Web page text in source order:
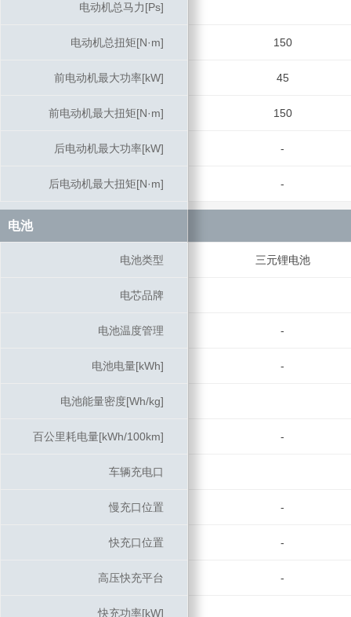
电动机总马力[Ps]
电动机总扭矩[N·m] 150
前电动机最大功率[kW] 45
前电动机最大扭矩[N·m] 150
后电动机最大功率[kW] -
后电动机最大扭矩[N·m] -
电池
电池类型 三元锂电池
电芯品牌
电池温度管理 -
电池电量[kWh] -
电池能量密度[Wh/kg]
百公里耗电量[kWh/100km] -
车辆充电口
慢充口位置 -
快充口位置 -
高压快充平台 -
快充功率[kW]
电动机总马力[Ps]
电动机总扭矩[N·m]
前电动机最大功率[kW]
前电动机最大扭矩[N·m]
后电动机最大功率[kW]
后电动机最大扭矩[N·m]
电池
电池类型
电芯品牌
电池温度管理
电池电量[kWh]
电池能量密度[Wh/kg]
百公里耗电量[kWh/100km]
车辆充电口
慢充口位置
快充口位置
高压快充平台
快充功率[kW]